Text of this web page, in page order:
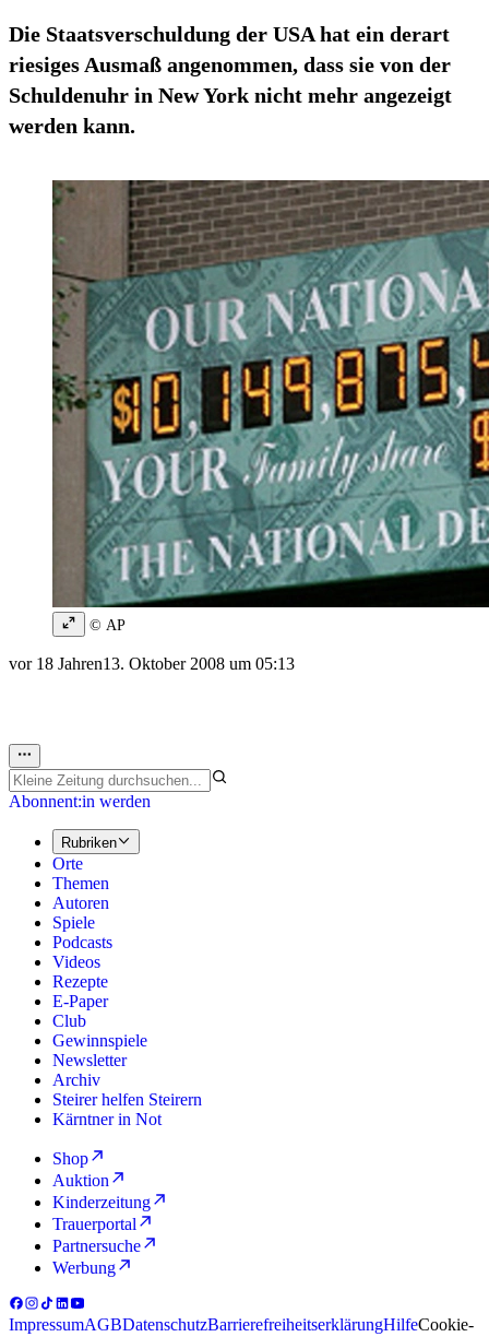
Die Staatsverschuldung der USA hat ein derart
riesiges Ausmaß angenommen, dass sie von der
Schuldenuhr in New York nicht mehr angezeigt
werden kann.
© AP
vor 18 Jahren13. Oktober 2008 um 05:13
Abonnent:in werden
Rubriken
Orte
Themen
Autoren
Spiele
Podcasts
Videos
Rezepte
E-Paper
Club
Gewinnspiele
Newsletter
Archiv
Steirer helfen Steirern
Kärntner in Not
Shop
Auktion
Kinderzeitung
Trauerportal
Partnersuche
Werbung
ImpressumAGBDatenschutzBarrierefreiheitserklärungHilfeCookie-